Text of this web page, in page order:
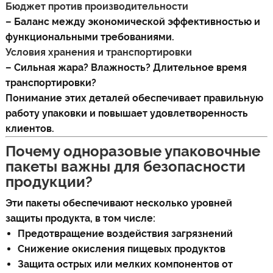
Бюджет против производительности
– Баланс между экономической эффективностью и
функциональными требованиями.
Условия хранения и транспортировки
– Сильная жара? Влажность? Длительное время
транспортировки?
Понимание этих деталей обеспечивает правильную
работу упаковки и повышает удовлетворенность
клиентов.
Почему одноразовые упаковочные
пакеты важны для безопасности
продукции?
Эти пакеты обеспечивают несколько уровней
защиты продукта, в том числе:
Предотвращение воздействия загрязнений
Снижение окисления пищевых продуктов
Защита острых или мелких компонентов от